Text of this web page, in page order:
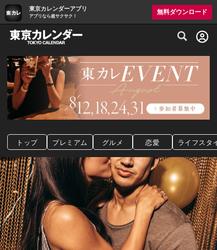
東京カレンダーアプリ
アプリなら超サクサク！
無料ダウンロード
グルメ情報・プレミアムレストラン予約
トップ プレミアム グルメ 恋愛 ライフスタ